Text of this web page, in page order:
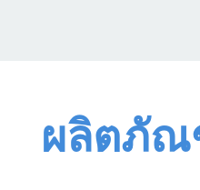
ผลิตภัณ